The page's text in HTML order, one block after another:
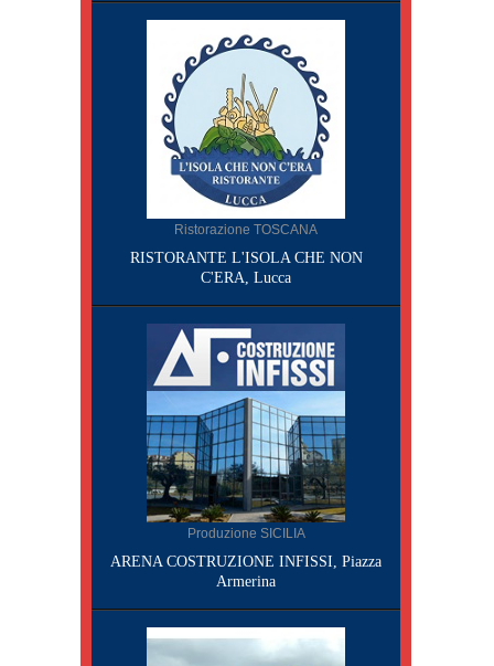
Ristorazione TOSCANA
RISTORANTE L'ISOLA CHE NON
C'ERA, Lucca
Produzione SICILIA
ARENA COSTRUZIONE INFISSI, Piazza
Armerina